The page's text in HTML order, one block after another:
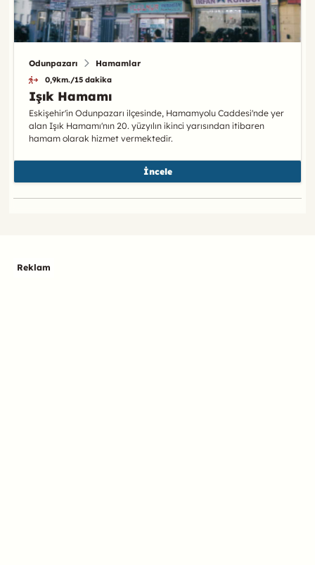
Odunpazarı Hamamlar
0,9km./15 dakika
Işık Hamamı
Eskişehir'in Odunpazarı ilçesinde, Hamamyolu Caddesi'nde yer
alan Işık Hamamı'nın 20. yüzyılın ikinci yarısından itibaren
hamam olarak hizmet vermektedir.
İncele
Reklam